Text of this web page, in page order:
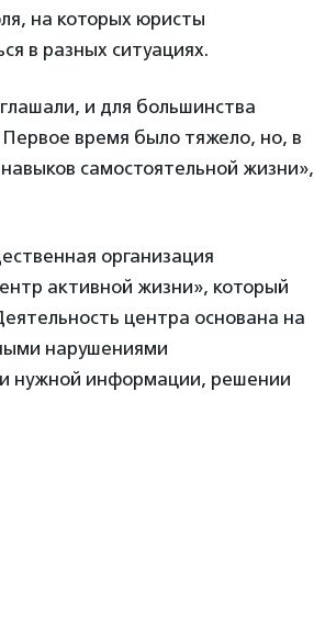
на которых юристы
в разных ситуациях.
и для большинства
время было тяжело, но, в
самостоятельной жизни»,
организация
активной жизни», который
центра основана на
нарушениями
нужной информации, решении